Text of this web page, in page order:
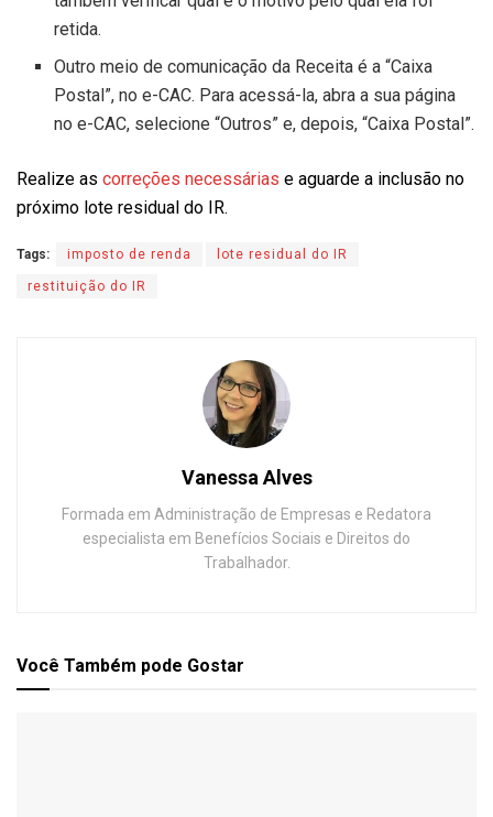
retida.
Outro meio de comunicação da Receita é a “Caixa
Postal”, no e-CAC. Para acessá-la, abra a sua página
no e-CAC, selecione “Outros” e, depois, “Caixa Postal”.
Realize as correções necessárias e aguarde a inclusão no
próximo lote residual do IR.
Tags: imposto de renda lote residual do IR
restituição do IR
Vanessa Alves
Formada em Administração de Empresas e Redatora
especialista em Benefícios Sociais e Direitos do
Trabalhador.
Você Também pode Gostar